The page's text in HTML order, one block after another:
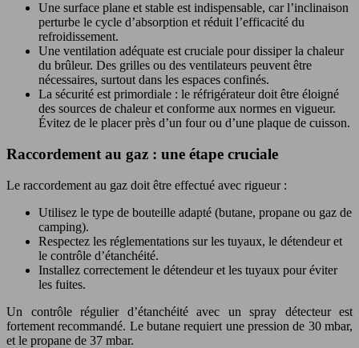
Une surface plane et stable est indispensable, car l’inclinaison
perturbe le cycle d’absorption et réduit l’efficacité du
refroidissement.
Une ventilation adéquate est cruciale pour dissiper la chaleur
du brûleur. Des grilles ou des ventilateurs peuvent être
nécessaires, surtout dans les espaces confinés.
La sécurité est primordiale : le réfrigérateur doit être éloigné
des sources de chaleur et conforme aux normes en vigueur.
Évitez de le placer près d’un four ou d’une plaque de cuisson.
Raccordement au gaz : une étape cruciale
Le raccordement au gaz doit être effectué avec rigueur :
Utilisez le type de bouteille adapté (butane, propane ou gaz de
camping).
Respectez les réglementations sur les tuyaux, le détendeur et
le contrôle d’étanchéité.
Installez correctement le détendeur et les tuyaux pour éviter
les fuites.
Un contrôle régulier d’étanchéité avec un spray détecteur est
fortement recommandé. Le butane requiert une pression de 30 mbar,
et le propane de 37 mbar.